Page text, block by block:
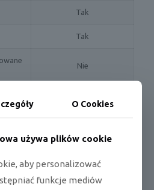
Tak
Tak
Nie
4
Tak
O Cookies
używa plików cookie
aby personalizować
funkcje mediów